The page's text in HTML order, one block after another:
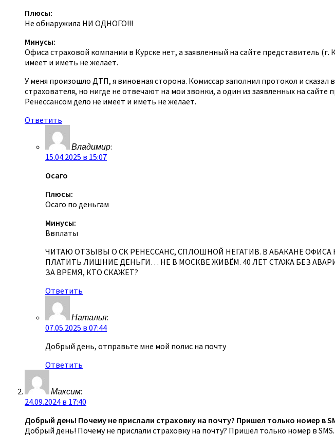
Плюсы:
Не обнаружила НИ ОДНОГО!!!
Минусы:
Офиса страховой компании в Курске нет, а заявленный на сайте представитель
имеет и иметь не желает.
У меня произошло ДТП, я виновная сторона. Комиссар заполнил протокол и
страхователя, но нигде не отвечают на мои звонки, а один из заявленных на
Ренессансом дело не имеет и иметь не желает.
Ответить
Владимир:
15.04.2025 в 15:07
Осаго
Плюсы:
Осаго по деньгам
Минусы:
Ввплаты
ЧИТАЮ ОТЗЫВЫ О СК РЕНЕССАНС, СПЛОШНОЙ НЕГАТИВ. В АБАКАНЕ
ПЛАТИТЬ ЛИШНИЕ ДЕНЬГИ… НЕ В МОСКВЕ ЖИВЁМ. 40 ЛЕТ СТАЖА БЕЗ
ЗА ВРЕМЯ, КТО СКАЖЕТ?
Ответить
Наталья:
07.05.2025 в 07:44
Добрый день, отправьте мне мой полис на почту
Ответить
Максим:
24.09.2024 в 17:40
Добрый день! Почему не прислали страховку на почту? Пришел только номер в
Добрый день! Почему не прислали страховку на почту? Пришел только номер в